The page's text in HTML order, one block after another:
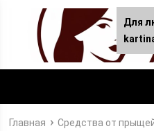
Главная Средства от
Для